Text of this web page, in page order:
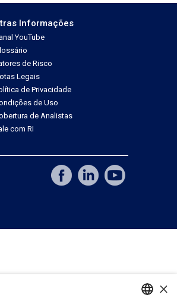
Informações
YouTube
de Risco
Legais
de Privacidade
de Uso
de Analistas
com RI
×